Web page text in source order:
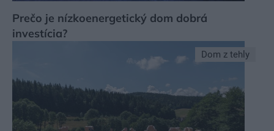
Prečo je nízkoenergetický dom dobrá
investícia?
Dom z tehly